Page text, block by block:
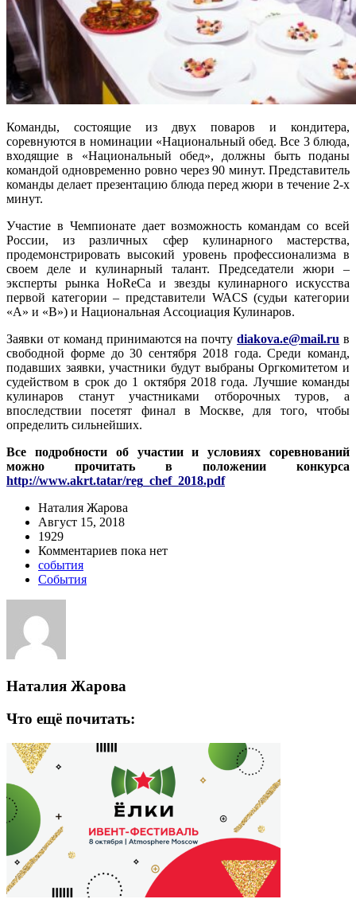
Команды, состоящие из двух поваров и кондитера,
соревнуются в номинации «Национальный обед. Все 3 блюда,
входящие в «Национальный обед», должны быть поданы
командой одновременно ровно через 90 минут. Представитель
команды делает презентацию блюда перед жюри в течение 2-х
минут.
Участие в Чемпионате дает возможность командам со всей
России, из различных сфер кулинарного мастерства,
продемонстрировать высокий уровень профессионализма в
своем деле и кулинарный талант. Председатели жюри –
эксперты рынка HoReCa и звезды кулинарного искусства
первой категории – представители WACS (судьи категории
«А» и «В») и Национальная Ассоциация Кулинаров.
Заявки от команд принимаются на почтуdiakova.e@mail.ru в
свободной форме до 30 сентября 2018 года. Среди команд,
подавших заявки, участники будут выбраны Оргкомитетом и
судейством в срок до 1 октября 2018 года. Лучшие команды
кулинаров станут участниками отборочных туров, а
впоследствии посетят финал в Москве, для того, чтобы
определить сильнейших.
Все подробности об участии и условиях соревнований
можно прочитать в положении конкурса
http://www.akrt.tatar/reg_chef_2018.pdf
Наталия Жарова
Август 15, 2018
1929
Комментариев пока нет
события
События
Наталия Жарова
Что ещё почитать: